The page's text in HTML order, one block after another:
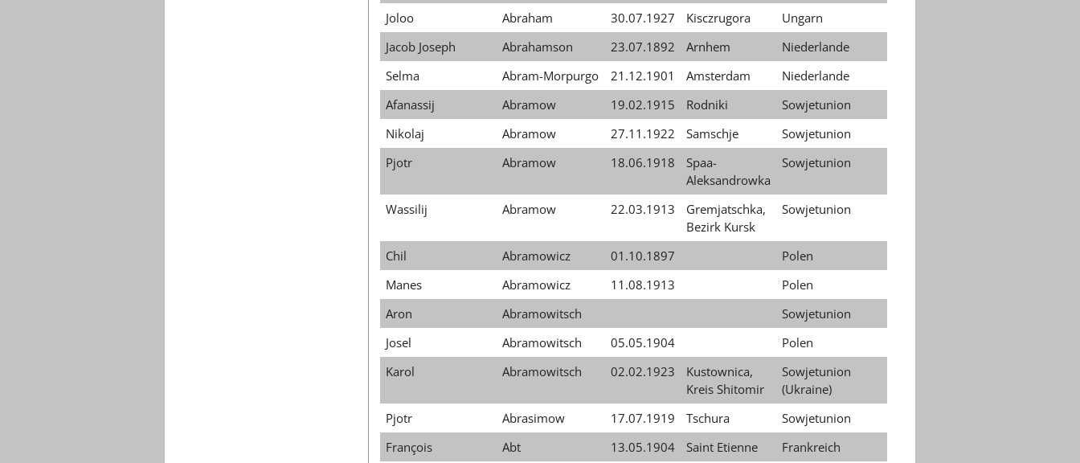
Joloo
Abraham 30.07.1927 Kisczrugora
Ungarn
Jacob Joseph
Abrahamson 23.07.1892 Arnhem
Niederlande
Selma
Abram-Morpurgo 21.12.1901 Amsterdam
Niederlande
Afanassij
Abramow 19.02.1915 Rodniki
Sowjetunion
Nikolaj
Abramow 27.11.1922 Samschje
Sowjetunion
Pjotr
Abramow 18.06.1918
Spaa-
Aleksandrowka
Sowjetunion
Wassilij Abramow 22.03.1913
Gremjatschka,
Bezirk Kursk
Sowjetunion
Chil Abramowicz 01.10.1897
Polen
Manes
Abramowicz 11.08.1913
Polen
Aron
Abramowitsch
Sowjetunion
Josel
Abramowitsch 05.05.1904
Polen
Karol
Abramowitsch 02.02.1923
Kustownica,
Kreis Shitomir
Sowjetunion
(Ukraine)
Pjotr
Abrasimow 17.07.1919 Tschura
Sowjetunion
François
Abt 13.05.1904 Saint Etienne
Frankreich